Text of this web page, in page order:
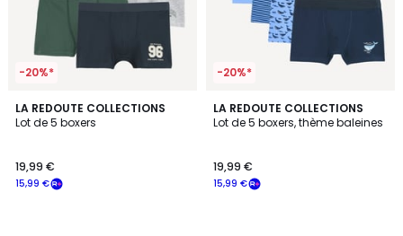
-20%*
LA REDOUTE COLLECTIONS
Lot de 5 boxers
€
souscrivez
15,99 €
19,99 €
-20%*
LA REDOUTE COLLECTIONS
Lot de 5 boxers, thème baleines
15,99 €
19,99 €